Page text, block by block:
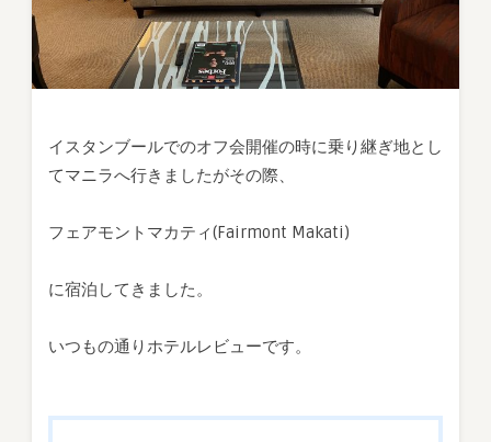
ス
イ
ー
Makati
Corner
は
イスタンブールでのオフ会開催の時に乗り継ぎ地とし
てマニラへ行きましたがその際、
フェアモントマカティ(Fairmont Makati)
に宿泊してきました。
いつもの通りホテルレビューです。